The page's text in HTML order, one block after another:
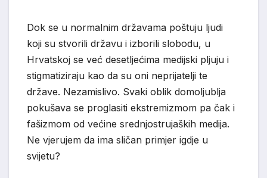
Dok se u normalnim državama poštuju ljudi
koji su stvorili državu i izborili slobodu, u
Hrvatskoj se već desetljećima medijski pljuju i
stigmatiziraju kao da su oni neprijatelji te
države. Nezamislivo. Svaki oblik domoljublja
pokušava se proglasiti ekstremizmom pa čak i
fašizmom od većine srednjostrujaških medija.
Ne vjerujem da ima sličan primjer igdje u
svijetu?